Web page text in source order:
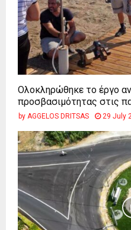
Ολοκληρώθηκε το έργο
προσβασιμότητας στις
by AGGELOS DRITSAS 29 July